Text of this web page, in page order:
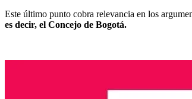
Este último punto cobra relevancia en los
es decir, el Concejo de Bogotá.